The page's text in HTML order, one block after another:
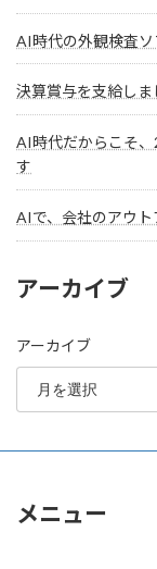
AI時代の外観検査ソ
決算賞与を支給しま
AI時代だからこそ
す
AIで、会社のアウ
アーカイブ
アーカイブ
メニュー